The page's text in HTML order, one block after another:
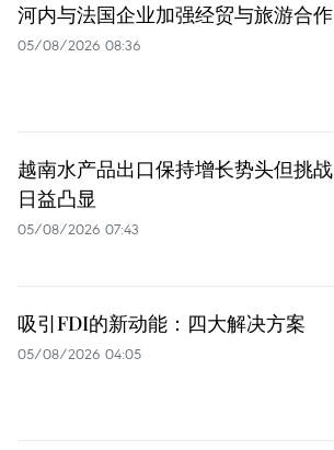
河内与法国企业加强经贸与旅游合作
05/08/2026 08:36
越南水产品出口保持增长势头但挑战
日益凸显
05/08/2026 07:43
吸引FDI的新动能：四大解决方案
05/08/2026 04:05